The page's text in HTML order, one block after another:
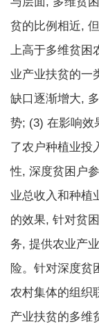
贫的比例相近,
上高于多维贫困
业产业扶贫的一
缺口逐渐增大,
势; (3) 在影响效
了农户种植业投
性, 深度贫困户
业总收入和种植
的效果, 针对贫
务, 提供农业产
险。针对深度贫
农村集体的组织
产业扶贫的多维